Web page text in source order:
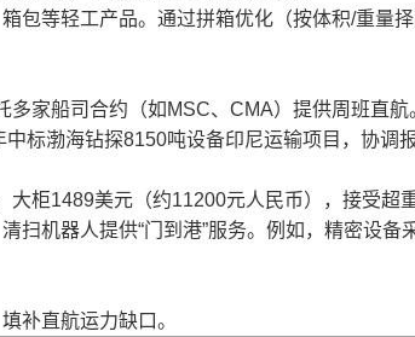
包等轻工产品。通过拼箱优化（按体积/重量
家船司合约（如MSC、CMA）提供周班直航
标渤海钻探8150吨设备印尼运输项目，协调
柜1489美元（约11200元人民币），接受超
扫机器人提供“门到港”服务。例如，精密设
补直航运力缺口。